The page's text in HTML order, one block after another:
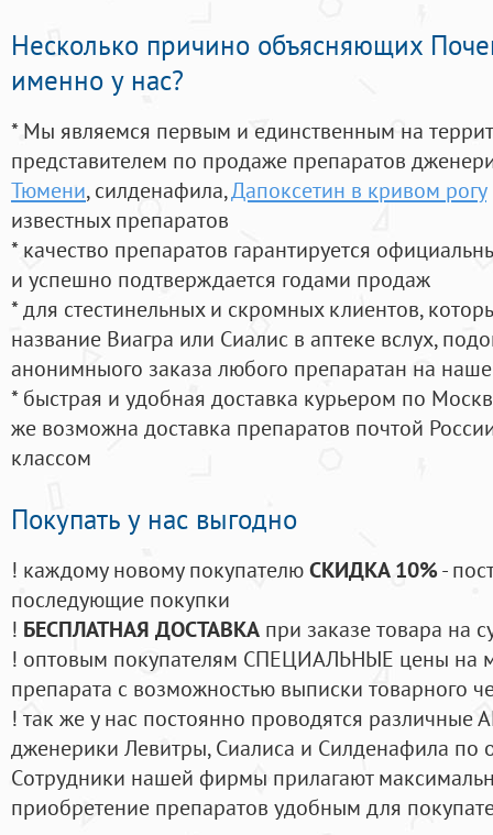
Несколько причино объясняющих
именно у нас?
* Мы являемся первым и единственным на
представителем по продаже препаратов
Тюмени, силденафила,Дапоксетин в кривом рогу
известных препаратов
* качество препаратов гарантируется
и успешно подтверждается годами продаж
* для стестинельных и скромных клиентов,
название Виагра или Сиалис в аптеке вслух,
анонимныого заказа любого препаратан на
* быстрая и удобная доставка курьером по
же возможна доставка препаратов почтой
классом
Покупать у нас выгодно
! каждому новому покупателюСКИДКА 10%-
последующие покупки
! БЕСПЛАТНАЯ ДОСТАВКА при заказе товара на
! оптовым покупателям СПЕЦИАЛЬНЫЕ цены на
препарата с возможностью выписки товарного
! так же у нас постоянно проводятся
дженерики Левитры, Сиалиса и Силденафила по
Cотрудники нашей фирмы прилагают
приобретение препаратов удобным для